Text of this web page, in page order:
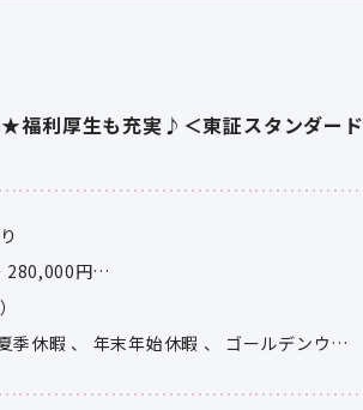
福利厚生も充実♪＜東証スタンダード
280,000円
等を考慮の上、優遇
季休暇 、 年末年始休暇 、 ゴールデンウィ